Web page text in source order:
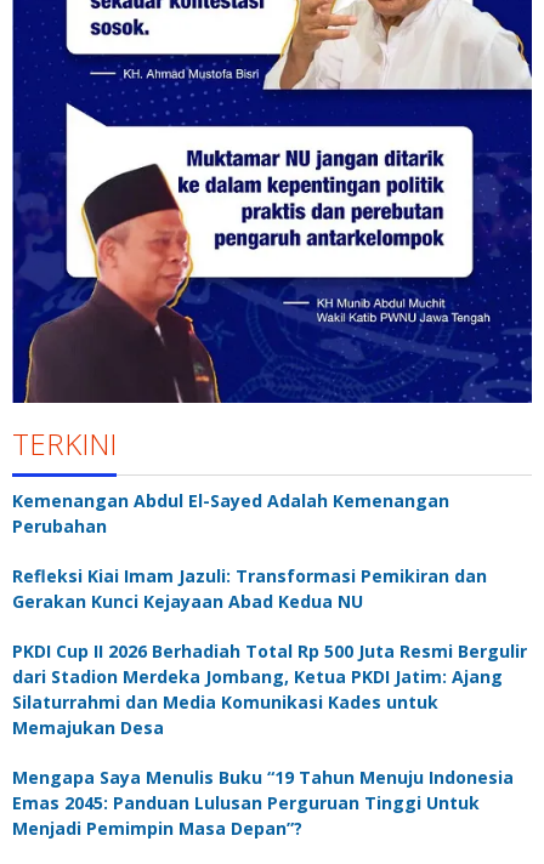
TERKINI
Kemenangan Abdul El-Sayed Adalah Kemenangan
Perubahan
Refleksi Kiai Imam Jazuli: Transformasi Pemikiran dan
Gerakan Kunci Kejayaan Abad Kedua NU
PKDI Cup II 2026 Berhadiah Total Rp 500 Juta Resmi Bergulir
dari Stadion Merdeka Jombang, Ketua PKDI Jatim: Ajang
Silaturrahmi dan Media Komunikasi Kades untuk
Memajukan Desa
Mengapa Saya Menulis Buku “19 Tahun Menuju Indonesia
Emas 2045: Panduan Lulusan Perguruan Tinggi Untuk
Menjadi Pemimpin Masa Depan”?